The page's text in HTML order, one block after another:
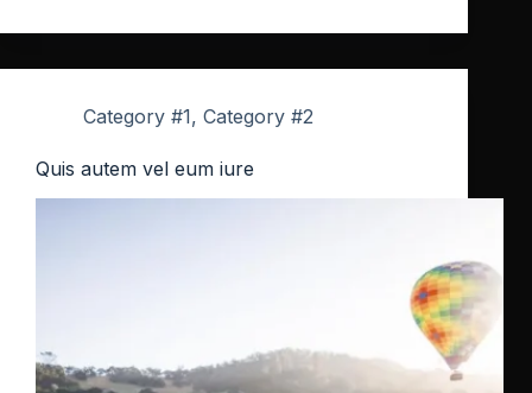
Category #1, Category #2
Quis autem vel eum iure